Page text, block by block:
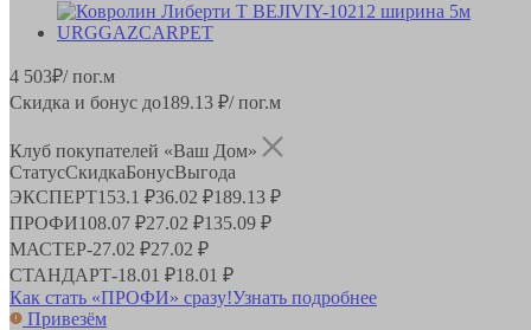
4 503₽/ пог.м
Скидка и бонус до189.13 ₽/ пог.м
Клуб покупателей «Ваш Дом»
СтатусСкидкаБонусВыгода
ЭКСПЕРТ153.1 ₽36.02 ₽189.13 ₽
ПРОФИ108.07 ₽27.02 ₽135.09 ₽
МАСТЕР-27.02 ₽27.02 ₽
СТАНДАРТ-18.01 ₽18.01 ₽
Как стать «ПРОФИ» сразу!Узнать подробнее
Привезём